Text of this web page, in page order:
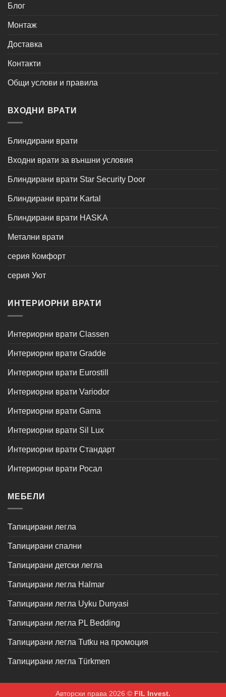
Блог
Монтаж
Доставка
Контакти
Общи услови и правила
ВХОДНИ ВРАТИ
Блиндирани врати
Входни врати за външни условия
Блиндирани врати Star Security Door
Блиндирани врати Kartal
Блиндирани врати HASKA
Метални врати
серия Комфорт
серия Уют
ИНТЕРИОРНИ ВРАТИ
Интериорни врати Classen
Интериорни врати Gradde
Интериорни врати Eurostill
Интериорни врати Variodor
Интериорни врати Gama
Интериорни врати Sil Lux
Интериорни врати Стандарт
Интериорни врати Росал
МЕБЕЛИ
Тапицирани легла
Тапицирани спални
Тапицирани детски легла
Тапицирани легла Halmar
Тапицирани легла Uyku Dunyasi
Тапицирани легла PL Bedding
Тапицирани легла Tutku на промоция
Тапицирани легла Türkmen
Авторски права 2026 © FIL Invest.